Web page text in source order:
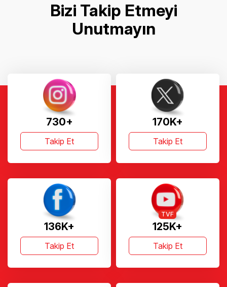
Bizi Takip Etmeyi
Unutmayın
730+
Takip Et
170K+
Takip Et
136K+
Takip Et
125K+
TVF
Takip Et